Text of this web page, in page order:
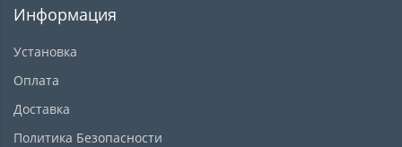
Информация
Установка
Оплата
Доставка
Политика Безопасности